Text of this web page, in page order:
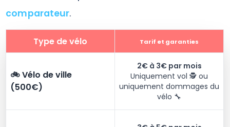
comparateur.
Type de vélo Tarif et garanties
🚲 Vélo de ville
(500€)
2€ à 3€ par mois
Uniquement vol 🕵️ ou
uniquement dommages du
vélo 🔧